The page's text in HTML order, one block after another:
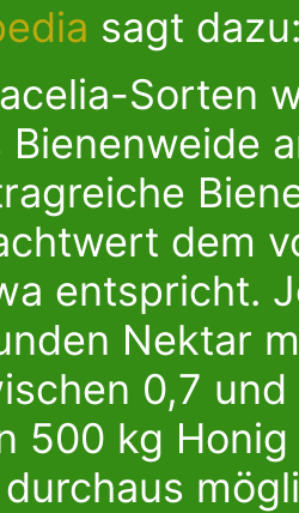
sagt
Sorten
Bienenweide
dem
entspricht.
Nektar
0,7
500 kg